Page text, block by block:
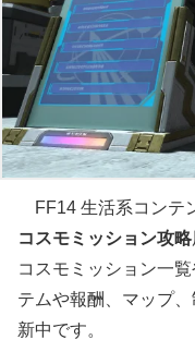
FF14 生活系コンテ
コスモミッション攻略
コスモミッション一
テムや報酬、マップ
新中です。